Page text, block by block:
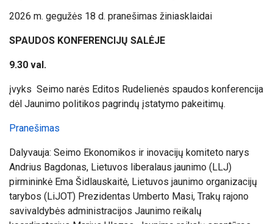
2026 m. gegužės 18 d. pranešimas žiniasklaidai
SPAUDOS KONFERENCIJŲ SALĖJE
9.30 val.
įvyks Seimo narės Editos Rudelienės spaudos konferencija
dėl Jaunimo politikos pagrindų įstatymo pakeitimų.
Pranešimas
Dalyvauja: Seimo Ekonomikos ir inovacijų komiteto narys
Andrius Bagdonas, Lietuvos liberalaus jaunimo (LLJ)
pirmininkė Ema Šidlauskaitė, Lietuvos jaunimo organizacijų
tarybos (LiJOT) Prezidentas Umberto Masi, Trakų rajono
savivaldybės administracijos Jaunimo reikalų